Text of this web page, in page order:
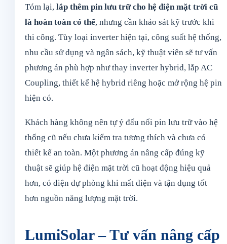
Tóm lại, lắp thêm pin lưu trữ cho hệ điện mặt trời cũ
là hoàn toàn có thể, nhưng cần khảo sát kỹ trước khi
thi công. Tùy loại inverter hiện tại, công suất hệ thống,
nhu cầu sử dụng và ngân sách, kỹ thuật viên sẽ tư vấn
phương án phù hợp như thay inverter hybrid, lắp AC
Coupling, thiết kế hệ hybrid riêng hoặc mở rộng hệ pin
hiện có.
Khách hàng không nên tự ý đấu nối pin lưu trữ vào hệ
thống cũ nếu chưa kiểm tra tương thích và chưa có
thiết kế an toàn. Một phương án nâng cấp đúng kỹ
thuật sẽ giúp hệ điện mặt trời cũ hoạt động hiệu quả
hơn, có điện dự phòng khi mất điện và tận dụng tốt
hơn nguồn năng lượng mặt trời.
LumiSolar – Tư vấn nâng cấp